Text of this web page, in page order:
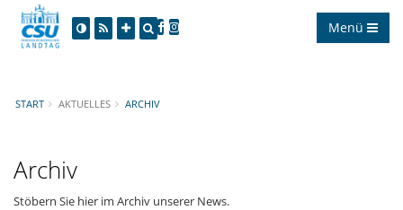
Menü
START AKTUELLES ARCHIV
Archiv
Stöbern Sie hier im Archiv unserer News.